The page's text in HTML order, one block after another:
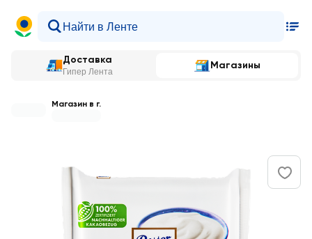
Доставка
Гипер Лента
Магазины
Магазин в г.